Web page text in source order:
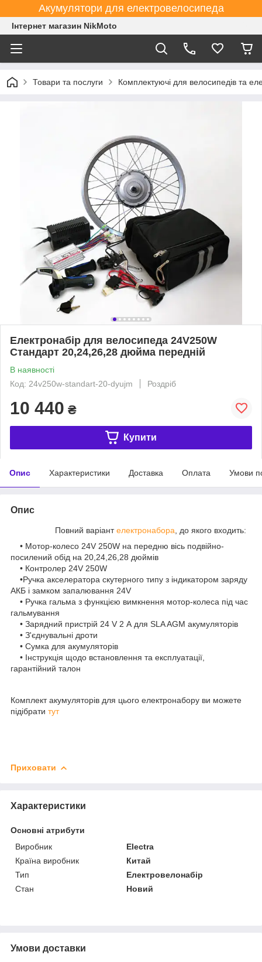
Акумулятори для електровелосипеда
Інтернет магазин NikMoto
Товари та послуги Комплектуючі для велосипедів та
Електронабір для велосипеда 24V250W
Стандарт 20,24,26,28 дюйма передній
В наявності
Код: 24v250w-standart-20-dyujm
Роздріб
10 440 ₴
Купити
Опис Характеристики Доставка Оплата Умови
Опис
Повний варіантелектронабора , до якого входить:
• Мотор-колесо 24V 250W на передню вісь подвійно-
посилений обід на 20,24,26,28 дюймів
• Контролер 24V 250W
•Ручка акселератора скутерного типу з індикатором заряду
АКБ і замком запалювання 24V
• Ручка гальма з функцією вимкнення мотор-колеса під час
гальмування
• Зарядний пристрій 24 V 2 А для SLA AGM акумуляторів
• З'єднувальні дроти
• Сумка для акумуляторів
• Інструкція щодо встановлення та експлуатації,
гарантійний талон
Комплект акумуляторів для цього електронабору ви можете
підібрати тут
Приховати
Характеристики
Основні атрибути
Виробник
Electra
Країна виробник
Китай
Тип
Електровелонабір
Стан
Новий
Умови доставки